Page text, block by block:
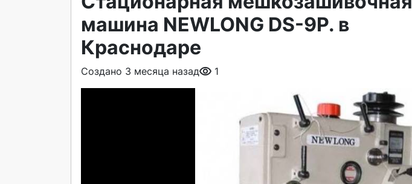
машина NEWLONG DS-9P. в
Краснодаре
Создано 3 месяца назад 1